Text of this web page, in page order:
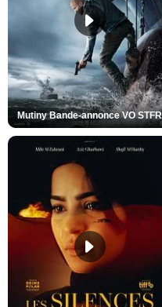
Mutiny Bande-annonce VO STFR